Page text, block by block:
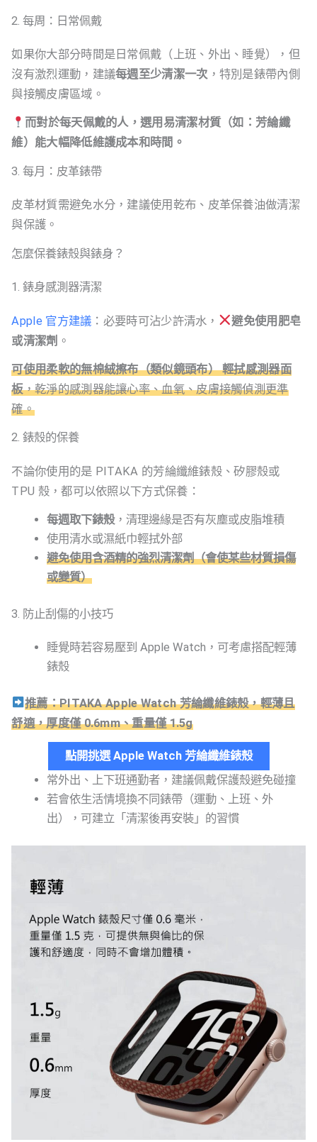
2. 每周：日常佩戴
如果你大部分時間是日常佩戴（上班、外出、睡覺），但
沒有激烈運動，建議每週至少清潔一次 ，特別是錶帶內側
與接觸皮膚區域。
而對於每天佩戴的人，選用易清潔材質（如：芳綸纖
維）能大幅降低維護成本和時間。
3. 每月：皮革錶帶
皮革材質需避免水分，建議使用乾布、皮革保養油做清潔
與保護。
怎麼保養錶殼與錶身？
1. 錶身感測器清潔
Apple 官方建議 ：必要時可沾少許清水，
避免使用肥皂
或清潔劑 。
可使用柔軟的無棉絨擦布（類似鏡頭布） 輕拭感測器面
板，乾淨的感測器能讓心率、血氧、皮膚接觸偵測更準
確。
2. 錶殼的保養
不論你使用的是 PITAKA 的芳綸纖維錶殼、矽膠殼或
TPU 殼，都可以依照以下方式保養：
每週取下錶殼，清理邊緣是否有灰塵或皮脂堆積
使用清水或濕紙巾輕拭外部
避免使用含酒精的強烈清潔劑（會使某些材質損傷
或變質）
3. 防止刮傷的小技巧
睡覺時若容易壓到 Apple Watch，可考慮搭配輕薄
錶殼
推薦：PITAKA Apple Watch 芳綸纖維錶殼，輕薄且
舒適，厚度僅 0.6mm、重量僅 1.5g
點開挑選 Apple Watch 芳綸纖維錶殼
常外出、上下班通勤者，建議佩戴保護殼避免碰撞
若會依生活情境換不同錶帶（運動、上班、外
出），可建立「清潔後再安裝」的習慣